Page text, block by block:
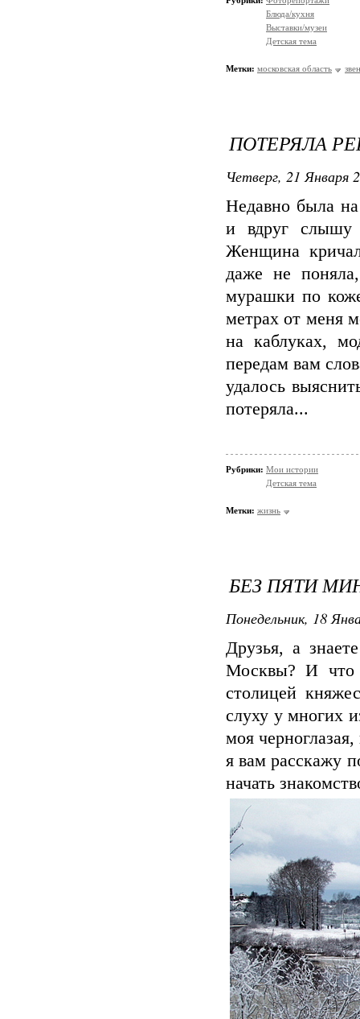
Блюда/кухня
Выставки/музеи
Детская тема
Метки: московская область
ПОТЕРЯЛА
Четверг, 21 Января
Недавно была
и вдруг
Женщина
даже не
мурашки по
метрах от меня
на каблуках,
передам вам
удалось
потеряла...
Рубрики: Мои истории
Детская тема
Метки: жизнь
БЕЗ ПЯТИ
Понедельник, 18
Друзья, а
Москвы? И что
столицей
слуху у многих
моя
я вам расскажу
начать